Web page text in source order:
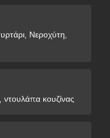
Νεροχύτη,
ντουλάπα κουζίνας